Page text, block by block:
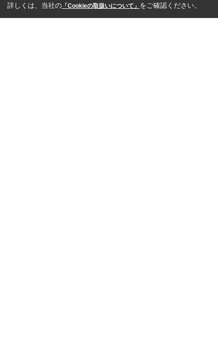
詳しくは、当社の 「Cookieの取扱いについて」 をご確認ください。